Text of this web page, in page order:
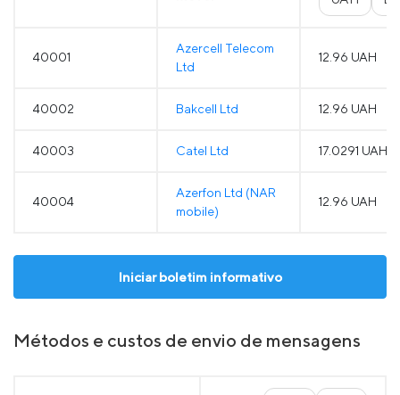
40001
Azercell Telecom
Ltd
12.96 UAH
40002 Bakcell Ltd 12.96 UAH
40003 Catel Ltd 17.0291 UAH
40004
Azerfon Ltd (NAR
mobile)
12.96 UAH
Iniciar boletim informativo
Métodos e custos de envio de mensagens